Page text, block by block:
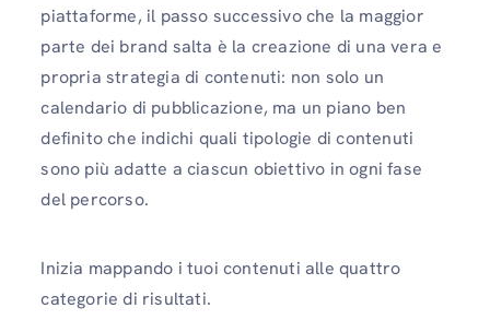
piattaforme, il passo successivo che la maggior
parte dei brand salta è la creazione di una vera e
propria strategia di contenuti: non solo un
calendario di pubblicazione, ma un piano ben
definito che indichi quali tipologie di contenuti
sono più adatte a ciascun obiettivo in ogni fase
del percorso.
Inizia mappando i tuoi contenuti alle quattro
categorie di risultati.